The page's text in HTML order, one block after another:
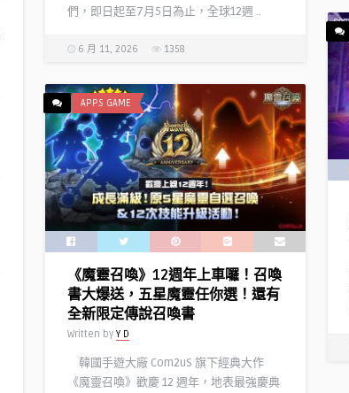
們，即日起至7月5日為止，全球12週 ..
6 月 11, 2026 1358
APPS GAME
《魔靈召喚》12週年上車囉！召喚
書大爆送，五星魔靈任你選！還有
全新限定傳說召喚書
Written by Y D
韓國手遊大廠 Com2uS 旗下經典大作
《魔靈召喚》歡慶 12 週年，地表最強慶典